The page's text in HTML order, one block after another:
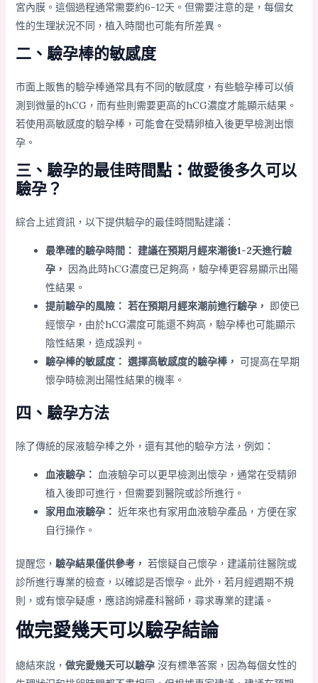
宮內膜。這個過程通常需要約6-12天。但需要注意的是，每個女
性的生理狀況不同，植入時間也可能有所差異。
二、驗孕棒的敏感度
市面上販售的驗孕棒通常具有不同的敏感度，有些驗孕棒可以偵
測到微量的hCG，而有些則需要更高的hCG濃度才能顯示結果。
若使用高敏感度的驗孕棒，可能會在受精卵植入後更早檢測出懷
孕。
三、驗孕的最佳時間點：做愛後多久可以
驗孕？
綜合上述資訊，以下提供驗孕的最佳時間點建議：
最準確的驗孕時間： 建議在預期月經來潮後1-2天進行驗
孕， 因為此時hCG濃度已足夠高，驗孕棒更容易顯示出陽
性結果。
提前驗孕的風險： 若在預期月經來潮前進行驗孕， 即使已
經懷孕，由於hCG濃度可能還不夠高，驗孕棒也可能顯示
陰性結果，造成誤判。
驗孕棒的敏感度： 選擇高敏感度的驗孕棒， 可提高在早期
懷孕時檢測出陽性結果的機率。
四、驗孕方法
除了傳統的尿液驗孕棒之外，還有其他的驗孕方法，例如：
血液驗孕：
血液驗孕可以更早檢測出懷孕，通常在受精卵
植入後即可進行，但需要到醫院或診所進行。
家用血液驗孕： 近年來也有家用血液驗孕產品，方便在家
自行操作。
提醒您， 驗孕結果僅供參考， 若懷疑自己懷孕，建議前往醫院或
診所進行專業的檢查，以確認是否懷孕。此外，若月經週期不規
則，或有懷孕疑慮，應諮詢婦產科醫師，尋求專業的建議。
做完愛幾天可以驗孕結論
總結來說， 做完愛幾天可以驗孕沒有標準答案，因為每個女性的